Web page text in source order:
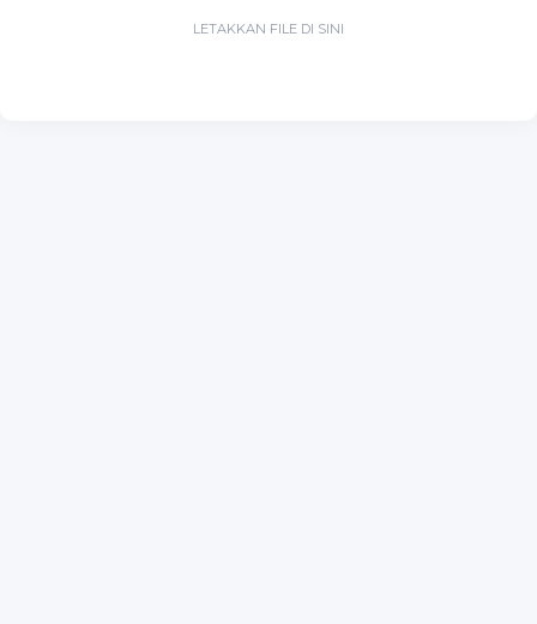
LETAKKAN FILE DI SINI